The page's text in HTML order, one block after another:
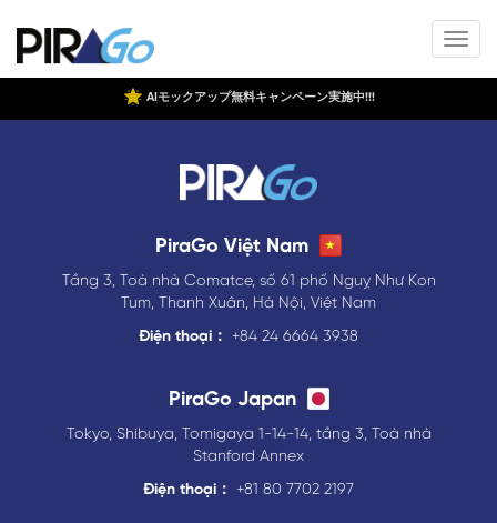
AIモックアップ無料キャンペーン実施中!!!
PiraGo Việt Nam
Tầng 3, Toà nhà Comatce, số 61 phố Nguỵ Như Kon
Tum, Thanh Xuân, Hà Nội, Việt Nam
Điện thoại：
+84 24 6664 3938
PiraGo Japan
Tokyo, Shibuya, Tomigaya 1-14-14, tầng 3, Toà nhà
Stanford Annex
Điện thoại：
+81 80 7702 2197